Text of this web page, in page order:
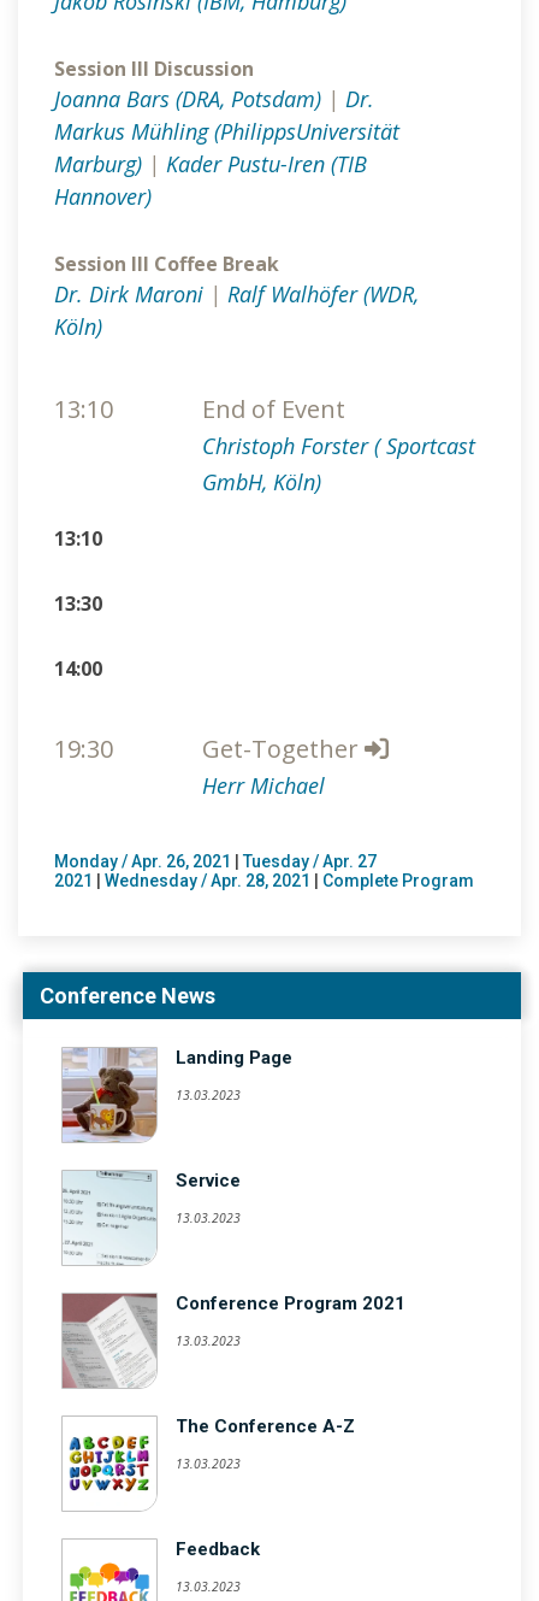
Session III Discussion
Joanna Bars (DRA, Potsdam) | Dr.
Markus Mühling (PhilippsUniversität
Marburg) | Kader Pustu-Iren (TIB
Hannover)
Session III Coffee Break
Dr. Dirk Maroni | Ralf Walhöfer (WDR,
Köln)
13:10 End of Event
Christoph Forster ( Sportcast
GmbH, Köln)
13:10
13:30
14:00
19:30 Get-Together
Herr Michael
Monday / Apr. 26, 2021 |Tuesday / Apr. 27
2021
Wednesday / Apr. 28, 2021 Complete Program
Conference News
Landing Page
13.03.2023
Service
13.03.2023
Conference Program 2021
13.03.2023
The Conference A-Z
13.03.2023
Feedback
13.03.2023